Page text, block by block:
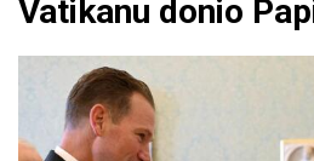
Vatikanu donio